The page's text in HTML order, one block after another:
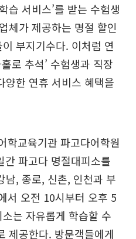
습 서비스’를 받는 수험생
체가 제공하는 명절 할인
부지기수다. 이처럼 연
로 추석’ 수험생과 직장
양한 연휴 서비스 혜택을
학교육기관 파고다어학원
파고다 명절대피소를
남, 종로, 신촌, 인천과 부
서 오전 10시부터 오후 5
는 자유롭게 학습할 수
제공한다. 방문객들에게